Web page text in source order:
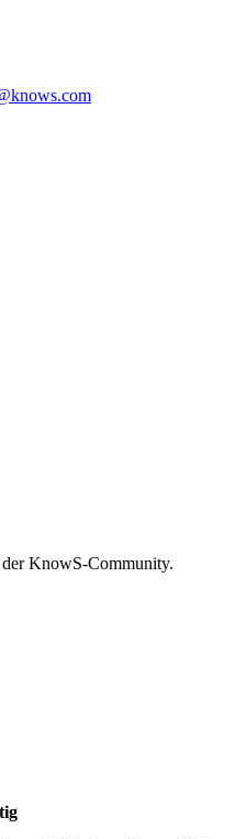
der KnowS-Community.